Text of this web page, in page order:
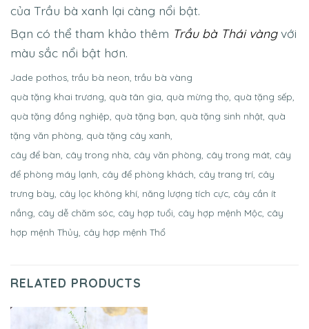
của Trầu bà xanh lại càng nổi bật.
Bạn có thể tham khảo thêm Trầu bà Thái vàngvới
màu sắc nổi bật hơn.
Jade pothos, trầu bà neon, trầu bà vàng
quà tặng khai trương, quà tân gia, quà mừng thọ, quà tặng sếp,
quà tặng đồng nghiệp, quà tặng bạn, quà tặng sinh nhật, quà
tặng văn phòng, quà tặng cây xanh,
cây để bàn, cây trong nhà, cây văn phòng, cây trong mát, cây
để phòng máy lạnh, cây để phòng khách, cây trang trí, cây
trưng bày, cây lọc không khí, năng lượng tích cực, cây cần ít
nắng, cây dễ chăm sóc, cây hợp tuổi, cây hợp mệnh Mộc, cây
hợp mệnh Thủy, cây hợp mệnh Thổ
RELATED PRODUCTS